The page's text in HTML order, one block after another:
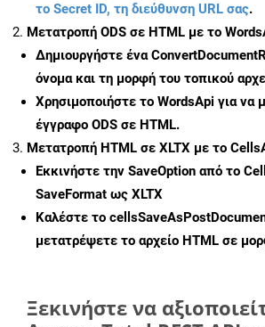
το Secret ID, τη διεύθυνση URL σας.
Μετατροπή ODS σε HTML με το
Δημιουργήστε ένα
όνομα και τη μορφή του τοπικού
Χρησιμοποιήστε το WordsApi για να
έγγραφο ODS σε HTML.
Μετατροπή HTML σε XLTX με το
Εκκινήστε την SaveOption από το
SaveFormat ως XLTX
Καλέστε το
μετατρέψετε το αρχείο HTML σε
Ξεκινήστε να